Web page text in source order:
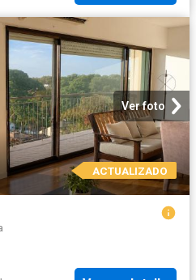
Ver foto
ACTUALIZADO